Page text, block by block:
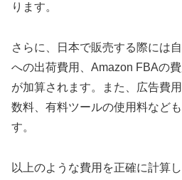
ります。
さらに、日本で販売する際には
への出荷費用、Amazon FBAの
が加算されます。また、広告費
数料、有料ツールの使用料など
す。
以上のような費用を正確に計算